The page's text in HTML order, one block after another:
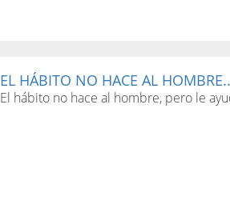
EL HÁBITO NO HACE AL
El hábito no hace al hombre, pero le